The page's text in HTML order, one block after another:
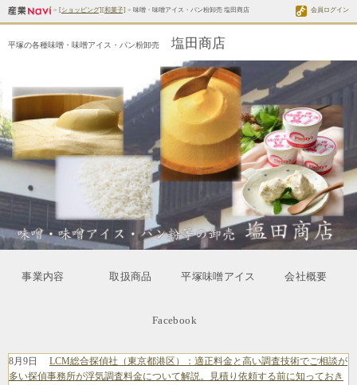
会員ログイン
> [ショッピング][和菓子] > 味噌・味噌アイス・パン粉卸売 塩田商店
平塚の各種味噌・味噌アイス・パン粉卸売 塩田商店
事業内容 取扱商品 平塚味噌アイス 会社概要
Facebook
8月9日 LCM総合探偵社（東京都港区）：適正料金と高い調査技術でご相談が
多い探偵事務所が浮気調査料金について解説。見積り依頼する前に知っておき